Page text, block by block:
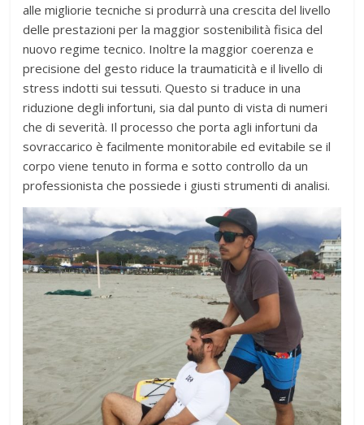
alle migliorie tecniche si produrrà una crescita del livello
delle prestazioni per la maggior sostenibilità fisica del
nuovo regime tecnico. Inoltre la maggior coerenza e
precisione del gesto riduce la traumaticità e il livello di
stress indotti sui tessuti. Questo si traduce in una
riduzione degli infortuni, sia dal punto di vista di numeri
che di severità. Il processo che porta agli infortuni da
sovraccarico è facilmente monitorabile ed evitabile se il
corpo viene tenuto in forma e sotto controllo da un
professionista che possiede i giusti strumenti di analisi.